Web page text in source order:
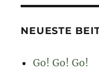
NEUESTE
Go! Go! Go!